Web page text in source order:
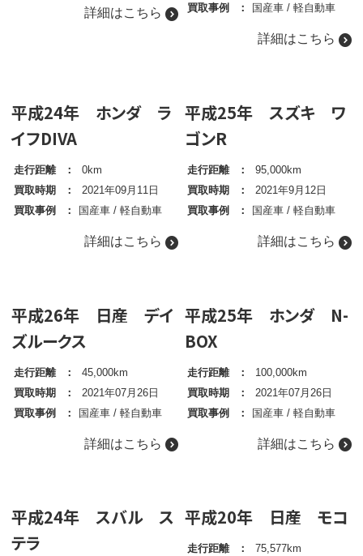
詳細はこちら
買取事例
国産車 /軽自動車
詳細はこちら
平成24年 ホンダ ラ
イフDIVA
走行距離
0km
買取時期
2021年09月11日
買取事例
国産車 / 軽自動車
詳細はこちら
平成25年 スズキ ワ
ゴンR
走行距離
95,000km
買取時期
2021年9月12日
買取事例
国産車 /軽自動車
詳細はこちら
平成26年 日産 デイ
ズルークス
走行距離
45,000km
買取時期
2021年07月26日
買取事例
国産車 / 軽自動車
詳細はこちら
平成25年 ホンダ N-
BOX
走行距離
100,000km
買取時期
2021年07月26日
買取事例
国産車 /軽自動車
詳細はこちら
平成24年 スバル ス
テラ
平成20年 日産 モコ
走行距離
75,577km